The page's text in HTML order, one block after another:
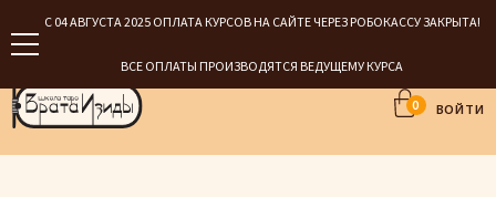
С 04 АВГУСТА 2025 ОПЛАТА КУРСОВ НА САЙТЕ ЧЕРЕЗ РОБОКАССУ ЗАКРЫТА!
ВСЕ ОПЛАТЫ ПРОИЗВОДЯТСЯ ВЕДУЩЕМУ КУРСА
0 ВОЙТИ